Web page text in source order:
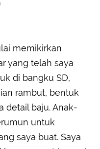
memikirkan
yang telah saya
di bangku SD,
rambut, bentuk
detail baju. Anak-
untuk
saya buat. Saya